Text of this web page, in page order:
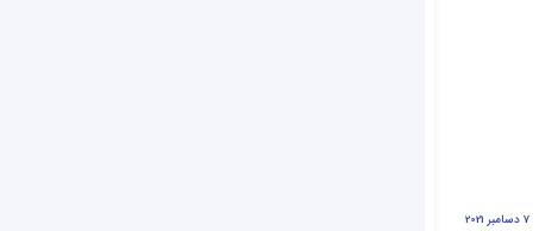
7 دسامبر 2021